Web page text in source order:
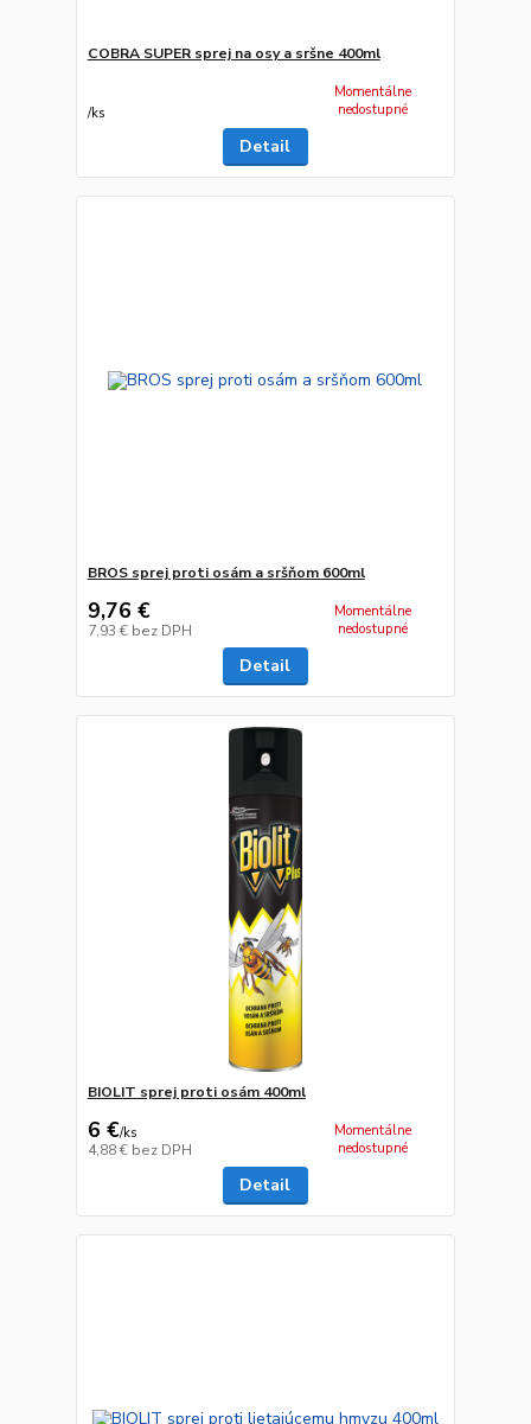
COBRA SUPER sprej na osy a sršne 400ml
/ks
Momentálne
nedostupné
Detail
BROS sprej proti osám a sršňom 600ml
9,76 €
7,93 € bez DPH
Momentálne
nedostupné
Detail
BIOLIT sprej proti osám 400ml
6 €/ks
4,88 € bez DPH
Momentálne
nedostupné
Detail